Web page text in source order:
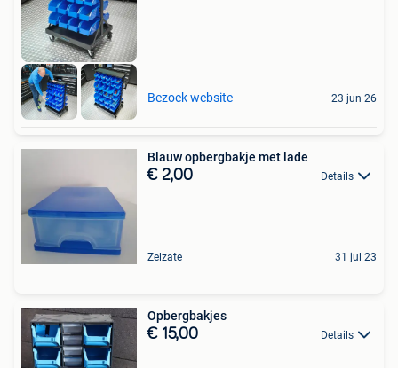
Bezoek website 23 jun 26
Blauw opbergbakje met lade
€ 2,00 Details
Zelzate 31 jul 23
Opbergbakjes
€ 15,00 Details